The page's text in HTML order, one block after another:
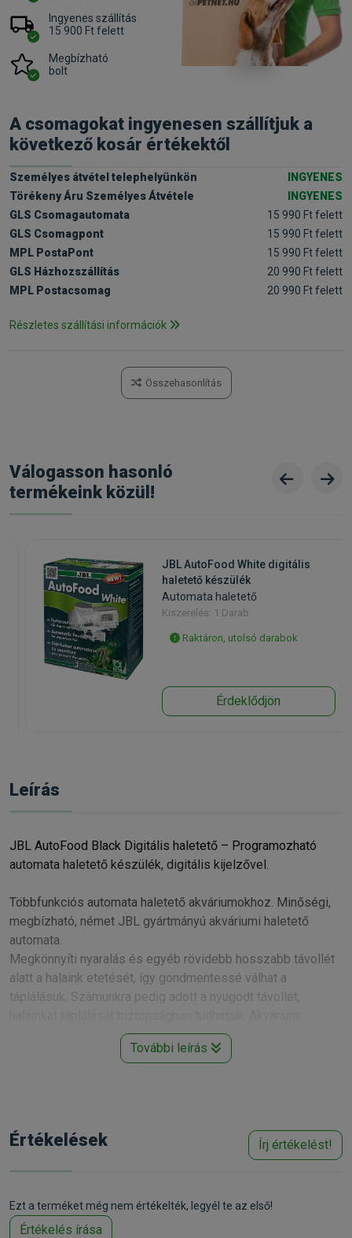
Ingyenes szállítás
15 900 Ft felett
Megbízható
bolt
A csomagokat ingyenesen szállítjuk a
következő kosár értékektől
Személyes átvétel telephelyünkön
INGYENES
Törékeny Áru Személyes Átvétele
INGYENES
GLS Csomagautomata
15 990 Ft felett
GLS Csomagpont
15 990 Ft felett
MPL PostaPont
15 990 Ft felett
GLS Házhozszállítás
20 990 Ft felett
MPL Postacsomag
20 990 Ft felett
Részletes szállítási információk
Összehasonlítás
Válogasson hasonló
termékeink közül!
JBL AutoFood White digitális
haletető készülék
Automata haletető
Kiszerelés: 1 Darab
Raktáron, utolsó darabok
Érdeklődjön
Leírás
JBL AutoFood Black Digitális haletető – Programozható
automata haletető készülék, digitális kijelzővel.
Többfunkciós automata haletető akváriumokhoz. Minőségi,
megbízható, német JBL gyártmányú akváriumi haletető
automata.
Megkönnyíti nyaralás és egyéb rövidebb hosszabb távollét
alatt a halaink etetését, így gondmentessé válhat a
táplálásuk. Számunkra pedig adott a nyugodt távollét,
peremére, vagy üvegtetőre, vagy műanyag tetőre is fel
tudjuk szerelni, tehát bármely megodással tudjuk az
• Egyszerűen vezérelhető
• Megbízhatóan működik, könnyű tisztán tartani
• 3 év garanciával
Három darab ceruzaelelmmel (AA) működik, melyet az etető
További leírás
Értékelések Írj értékelést!
Ezt a terméket még nem értékelték, legyél te az első!
Értékelés írása